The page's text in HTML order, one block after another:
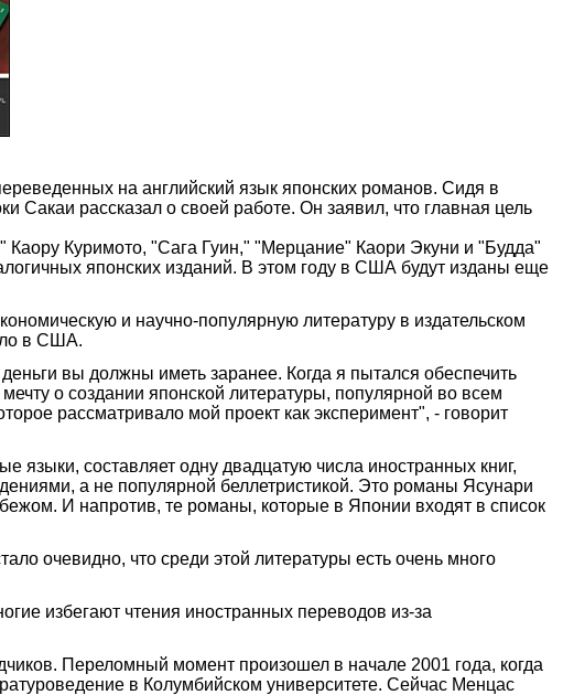
на английский язык японских романов. Сидя в
рассказал о своей работе. Он заявил, что главная цель
Каору Куримото, "Сага Гуин," "Мерцание" Каори Экуни и "Будда"
японских изданий. В этом году в США будут изданы еще
и научно-популярную литературу в издательском
в США.
вы должны иметь заранее. Когда я пытался обеспечить
о создании японской литературы, популярной во всем
рассматривало мой проект как эксперимент", - говорит
языки, составляет одну двадцатую числа иностранных книг,
а не популярной беллетристикой. Это романы Ясунари
И напротив, те романы, которые в Японии входят в список
очевидно, что среди этой литературы есть очень много
избегают чтения иностранных переводов из-за
Переломный момент произошел в начале 2001 года, когда
в Колумбийском университете. Сейчас Менцас